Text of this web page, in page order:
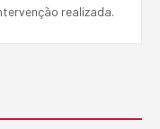
realizada.